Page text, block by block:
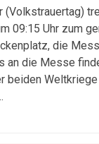
(Volkstrauertag)
09:15 Uhr zum
die
an die Messe
beiden